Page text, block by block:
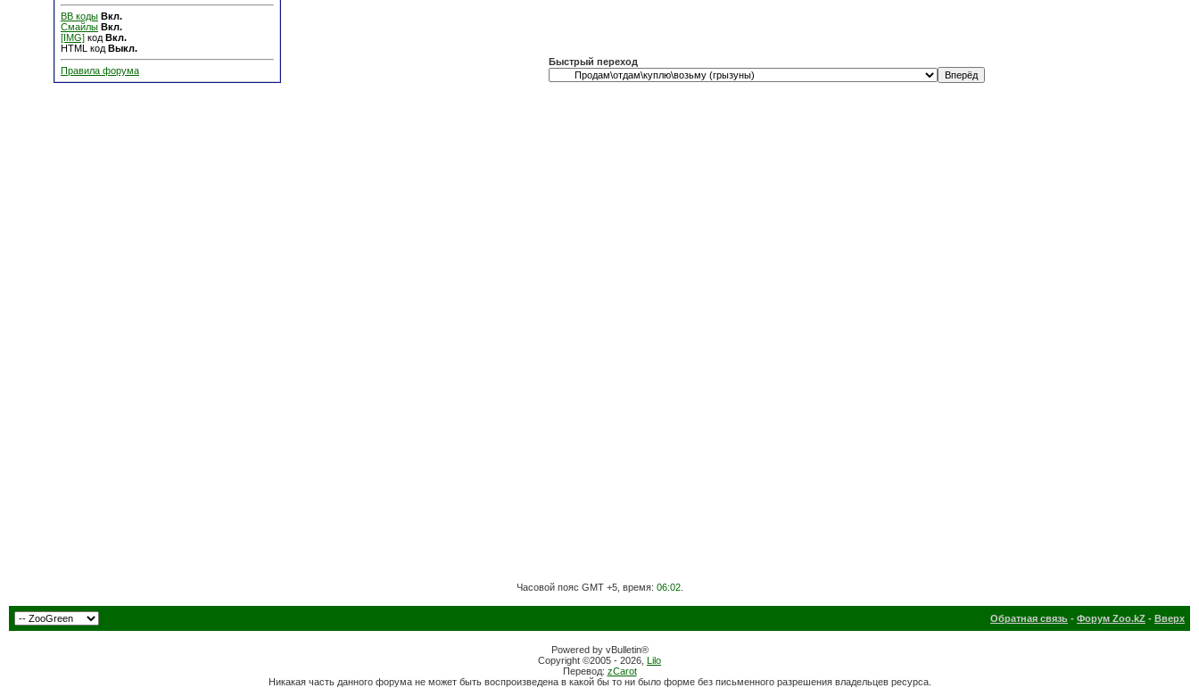
BB коды Вкл.
Смайлы Вкл.
[IMG] код Вкл.
HTML код Выкл.
Правила форума
Быстрый переход
Часовой пояс GMT +5, время: 06:02.
Обратная связь - Форум Zoo.kZ - Вверх
Powered by vBulletin®
Copyright ©2005 - 2026, Lilo
Перевод: zCarot
Никакая часть данного форума не может быть воспроизведена в какой бы то ни было форме без письменного разрешения владельцев ресурса.